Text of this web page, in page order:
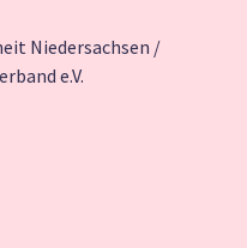
Niedersachsen /
e.V.